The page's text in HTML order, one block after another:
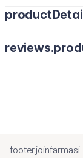
footer.joinfarmasi